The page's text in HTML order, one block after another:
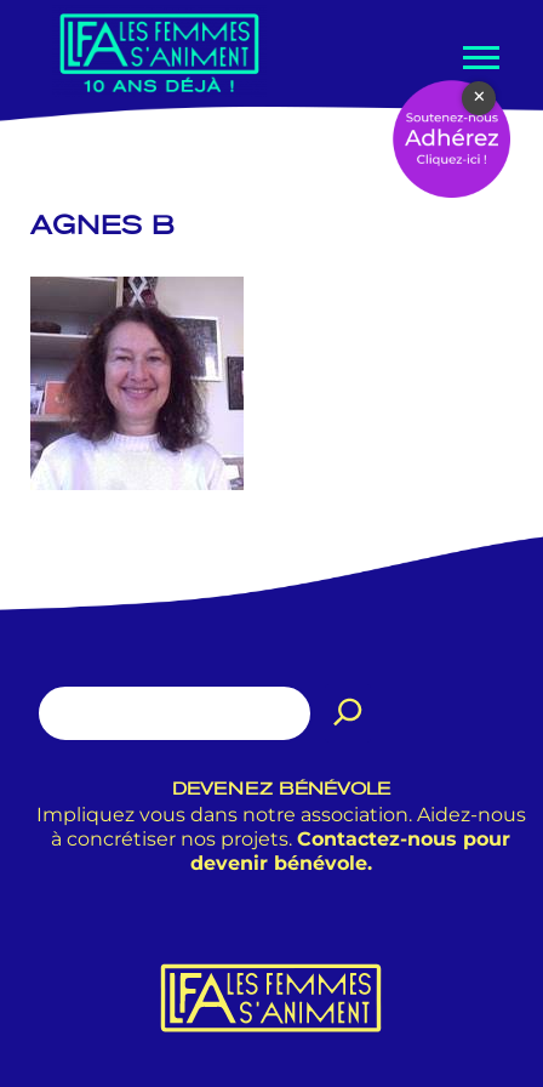
contenu
AGNES B
DEVENEZ BÉNÉVOLE
Impliquez vous dans notre association. Aidez-nous
à concrétiser nos projets. Contactez-nous pour
devenir bénévole.
×